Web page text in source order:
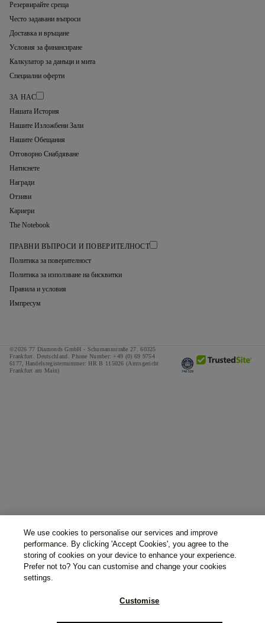
Резервирайте среща
Често задавани въпроси
Доставка и връщане
Условия за финансиране
Калкулатор за данъци и мита
Специални оферти
ЗА НАС
Нашата История
Нашите Изложбени Зали
Нашите Обещания
Отговорно Снабдяване
Натиснете
Награди
Отзиви
Кариери
The Notebook
ПРАВНИ ВЪПРОСИ И ПОВЕРИТЕЛНОСТ
Политика за поверителност
Политика за използване на бисквитки
Правила и условия
Импресум
©2026 77 Diamonds GmbH - Schumannstraße 27. 60325
Frankfurt. Deutschland. Phone Number: +49 (0) 69 9754
6177, Handelsregisternummer: HR B 115026 (Amtsgericht
Frankfurt am Main)
We use cookies to personalise our services and improve
performance. By clicking 'Accept Cookies', you agree to the
storing of cookies on your device to enhance your experience.
Prefer not to? You can customise and change your cookies
settings.
Customise